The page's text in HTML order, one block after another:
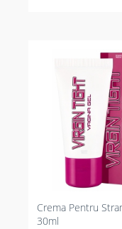
Crema Pentru
30ml
Alifie vaginală care
crește feelingurile
laxitatea și
orgasmului.
senzație fermă și
mai puternic între
clară pe rezultat,
promisiuni vagi.